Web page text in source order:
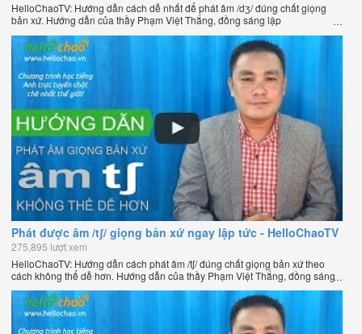
HelloChaoTV: Hướng dẫn cách dễ nhất để phát âm /dʒ/ đúng chất giọng
bản xứ. Hướng dẫn của thầy Phạm Việt Thắng, đồng sáng lập
HelloChao.vn - Chương trình dạy tiếng Anh trực tuyến chặt chẽ nhất thế
giới.
Phát được âm /tʃ/ giọng bản xứ ngay lập tức - HelloChaoTV
275,895 lượt xem
HelloChaoTV: Hướng dẫn cách phát âm /tʃ/ đúng chất giọng bản xứ theo
cách không thể dễ hơn. Hướng dẫn của thầy Phạm Việt Thắng, đồng sáng
lập HelloChao.vn - Chương trình dạy tiếng Anh trực tuyến chặt chẽ nhất
thế giới.